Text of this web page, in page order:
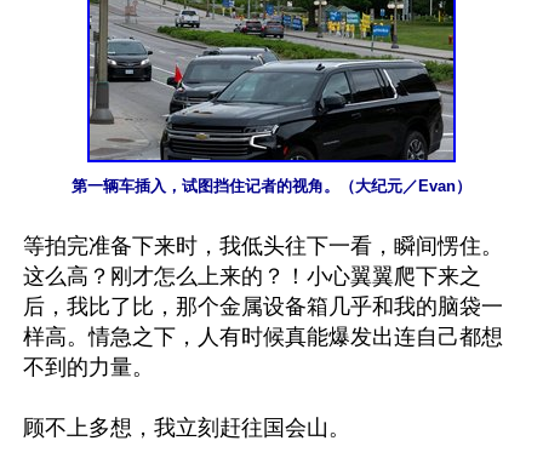
第一辆车插入，试图挡住记者的视角。（大纪元／Evan）
等拍完准备下来时，我低头往下一看，瞬间愣住。
这么高？刚才怎么上来的？！小心翼翼爬下来之
后，我比了比，那个金属设备箱几乎和我的脑袋一
样高。情急之下，人有时候真能爆发出连自己都想
不到的力量。
顾不上多想，我立刻赶往国会山。